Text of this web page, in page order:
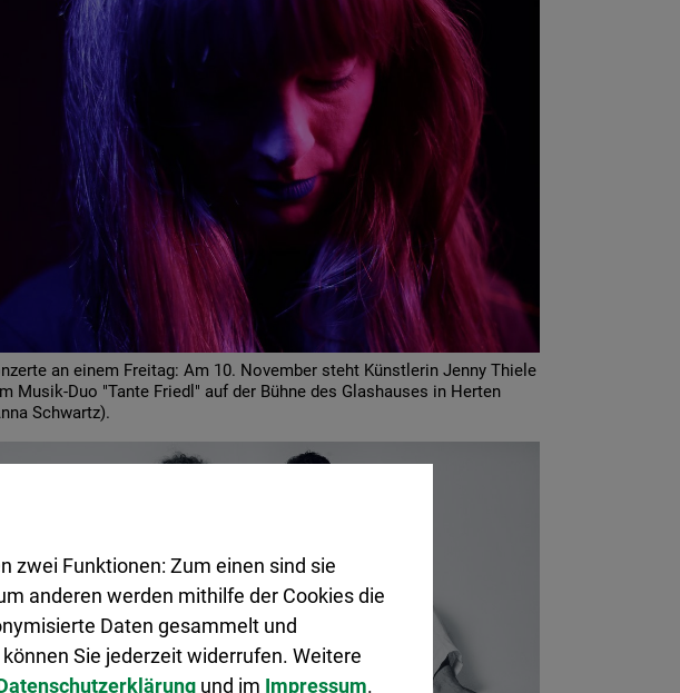
an einem Freitag: Am 10. November steht Künstlerin Jenny Thiele
Musik-Duo "Tante Friedl" auf der Bühne des Glashauses in Herten
Schwartz).
zwei Funktionen: Zum einen sind sie
anderen werden mithilfe der Cookies die
Daten gesammelt und
Sie jederzeit widerrufen. Weitere
und im Impressum.